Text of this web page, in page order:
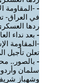
- -المقاومة
في العراق-
ردها
- بعد نداء
-المقاومة
تعلن تأجيل
- بالصور..
سلمان
وشهباز